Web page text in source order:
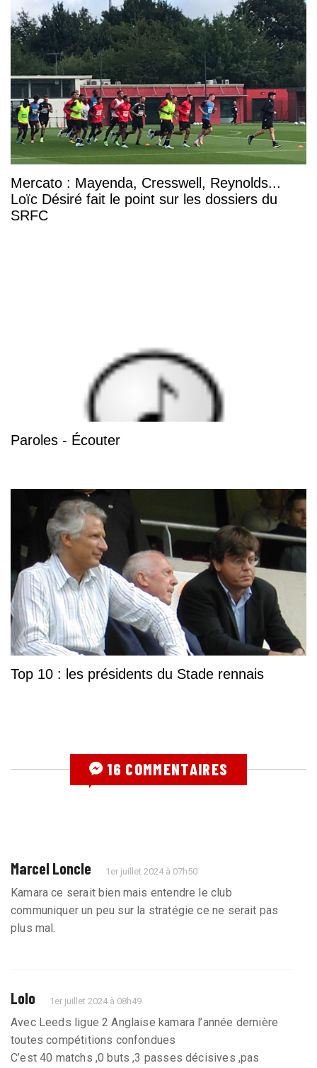
Mercato : Mayenda, Cresswell, Reynolds...
Loïc Désiré fait le point sur les dossiers du
SRFC
Paroles - Écouter
Top 10 : les présidents du Stade rennais
16 COMMENTAIRES
Marcel Loncle 1er juillet 2024 à 07h50
Kamara ce serait bien mais entendre le club
communiquer un peu sur la stratégie ce ne serait pas
plus mal.
Lolo 1er juillet 2024 à 08h49
Avec Leeds ligue 2 Anglaise kamara l’année dernière
toutes compétitions confondues
C’est 40 matchs ,0 buts ,3 passes décisives ,pas